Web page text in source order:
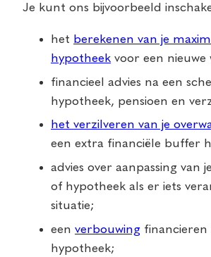
Je kunt ons bijvoorbeeld
het berekenen van je
hypotheek voor een nieuwe
financieel advies na een
hypotheek, pensioen en
het verzilveren van je
een extra financiële buffer
advies over aanpassing van
of hypotheek als er iets
situatie;
een verbouwing financieren
hypotheek;